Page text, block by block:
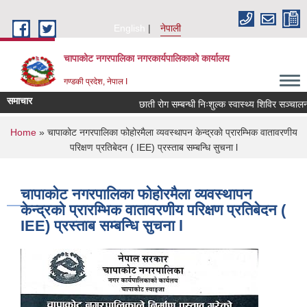
English
नेपाली
चापाकोट नगरपालिका नगरकार्यपालिकाको कार्यालय
गण्डकी प्रदेश, नेपाल I
समाचार छाती रोग सम्बन्धी निःशुल्क स्वास्थ्य शिविर सञ्चालन
You are here
Home» चापाकोट नगरपालिका फोहोरमैला व्यवस्थापन केन्द्रकाे प्रारम्भिक वातावरणीय
परिक्षण प्रतिबेदन ( IEE) प्रस्ताब सम्बन्धि सुचना l
चापाकोट नगरपालिका फोहोरमैला व्यवस्थापन
केन्द्रकाे प्रारम्भिक वातावरणीय परिक्षण प्रतिबेदन (
IEE) प्रस्ताब सम्बन्धि सुचना l